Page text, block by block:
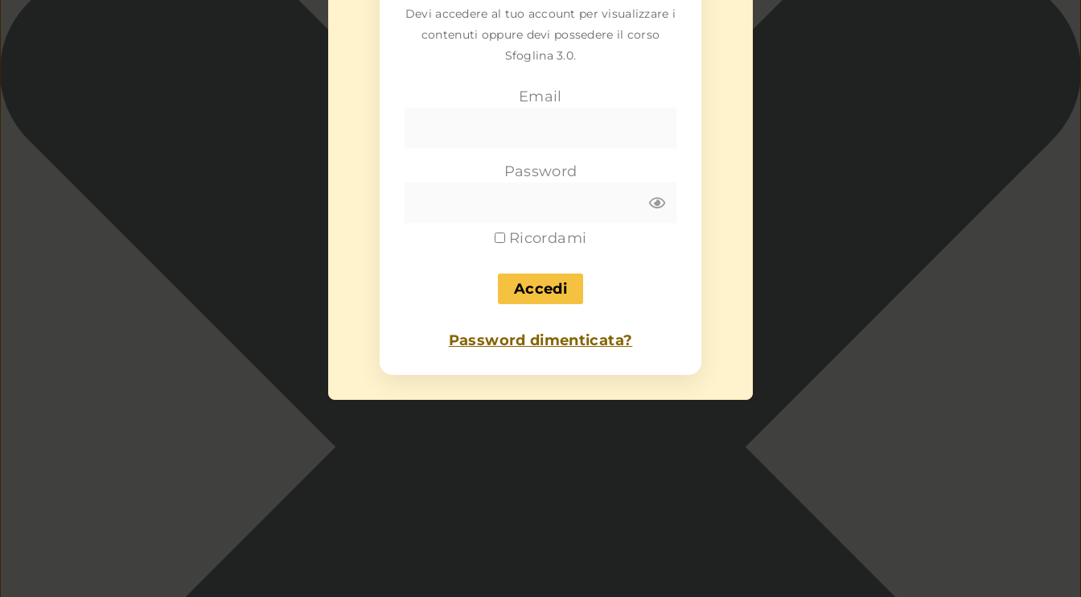
Devi accedere al tuo account per visualizzare i
contenuti oppure devi possedere il corso
Sfoglina 3.0.
Email
Password
Ricordami
Password dimenticata?